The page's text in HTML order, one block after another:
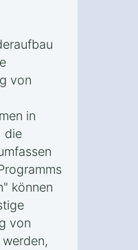
von
in
die
können
von